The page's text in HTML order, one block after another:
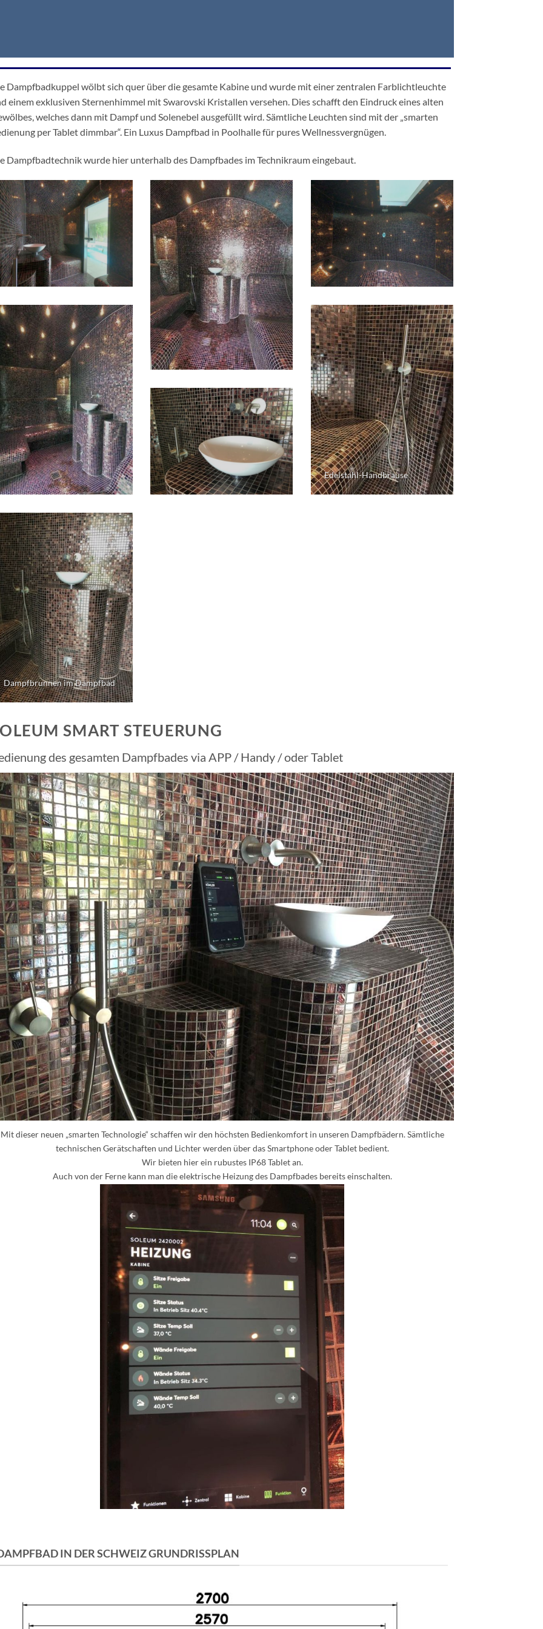
Dampfbadkuppel wölbt sich quer über die gesamte Kabine und wurde mit einer zentralen Farblichtleuchte
einem exklusiven Sternenhimmel mit Swarovski Kristallen versehen. Dies schafft den Eindruck eines alten
welches dann mit Dampf und Solenebel ausgefüllt wird. Sämtliche Leuchten sind mit der „smarten
per Tablet dimmbar“. Ein Luxus Dampfbad in Poolhalle für pures Wellnessvergnügen.
Dampfbadtechnik wurde hier unterhalb des Dampfbades im Technikraum eingebaut.
Edelstahl-Handbrause
Dampfbrunnen im Dampfbad
SMART STEUERUNG
des gesamten Dampfbades via APP / Handy / oder Tablet
Mit dieser neuen „smarten Technologie“ schaffen wir den höchsten Bedienkomfort in unseren Dampfbädern. Sämtliche
technischen Gerätschaften und Lichter werden über das Smartphone oder Tablet bedient.
Wir bieten hier ein rubustes IP68 Tablet an.
Auch von der Ferne kann man die elektrische Heizung des Dampfbades bereits einschalten.
IN DER SCHWEIZ GRUNDRISSPLAN